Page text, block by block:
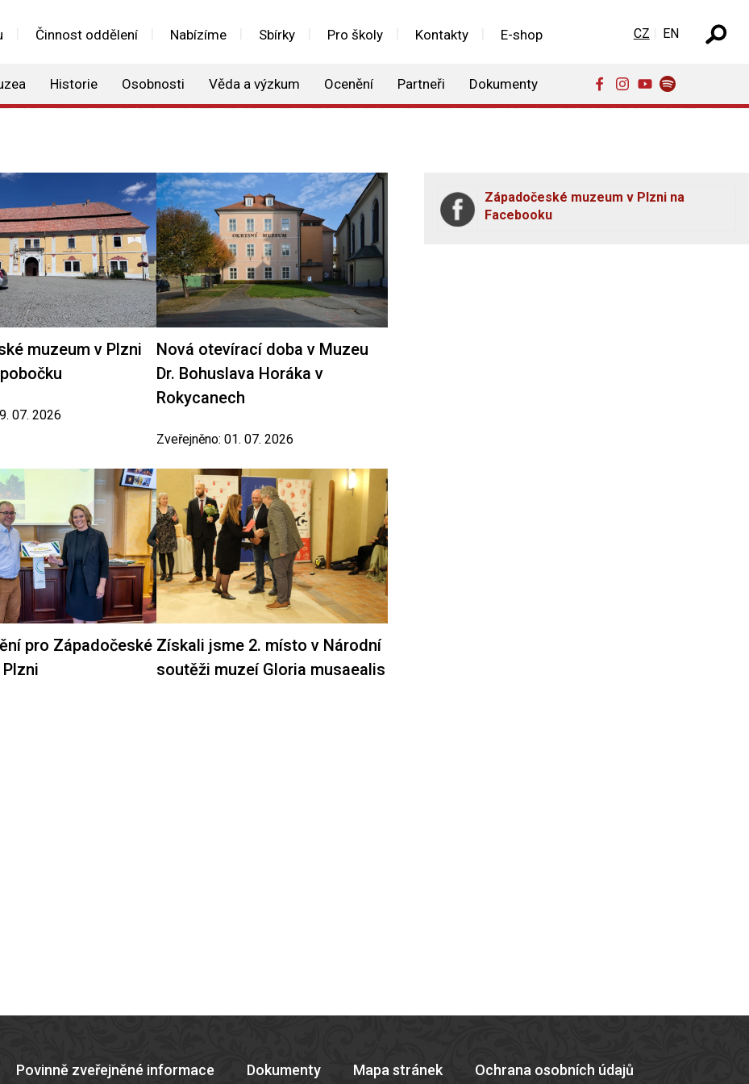
Činnost oddělení Nabízíme Sbírky Pro školy Kontakty E-shop
Historie Osobnosti Věda a výzkum Ocenění Partneři Dokumenty
Zvolte jazyk
CZ EN
muzeum v Plzni
07. 2026
Nová otevírací doba v Muzeu
Dr. Bohuslava Horáka v
Rokycanech
Zveřejněno: 01. 07. 2026
pro Západočeské Získali jsme 2. místo v Národní
soutěži muzeí Gloria musaealis
Západočeské muzeum v Plzni na
Facebooku
Povinně zveřejněné informace Dokumenty Mapa stránek Ochrana osobních údajů